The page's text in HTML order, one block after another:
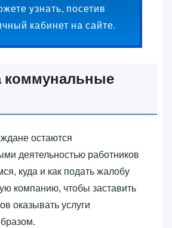
узнать, посетив
кабинет на сайте.
коммунальные
остаются
деятельностью работников
куда и как подать жалобу
компанию, чтобы заставить
оказывать услуги